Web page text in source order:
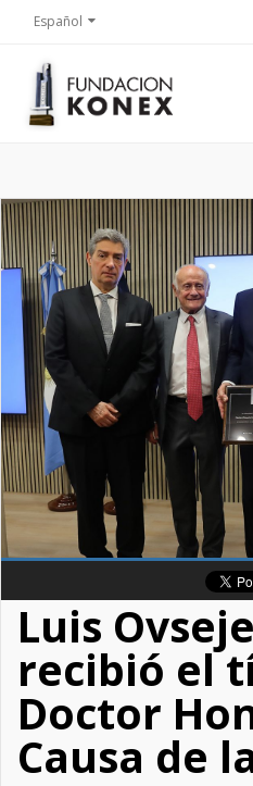
Español
Luis
recibió el
Doctor
Causa de